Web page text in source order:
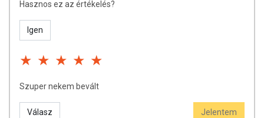
Hasznos ez az értékelés?
Igen
Szuper nekem bevált
Válasz Jelentem